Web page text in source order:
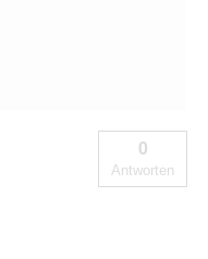
0
Antworten